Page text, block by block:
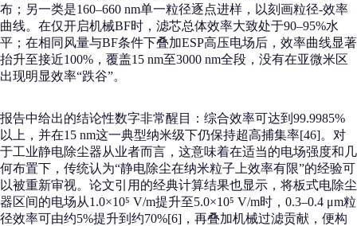
布；另一类是160–660 nm单一粒径逐点进样，以刻画粒径-效率
曲线。在仅开启机械BF时，滤芯总体效率大致处于90–95%水
平；在相同风量与BF条件下叠加ESP高压电场后，效率曲线显著
抬升至接近100%，覆盖15 nm至3000 nm全段，没有在亚微米区
出现明显效率“跌谷”。
报告中给出的结论性数字非常醒目：综合效率可达到99.9985%
以上，并在15 nm这一典型纳米级下仍保持超高捕集率[46]。对
于工业静电除尘器从业者而言，这意味着在适当的电场强度和几
何布置下，传统认为“静电除尘在纳米粒子上效率有限”的经验可
以被重新审视。论文引用的经典计算结果也显示，将板式电除尘
器区间的电场从1.0×10⁵ V/m提升至5.0×10⁵ V/m时，0.3–0.4 μm粒
径效率可由约5%提升到约70%[6]，再叠加机械过滤贡献，便构